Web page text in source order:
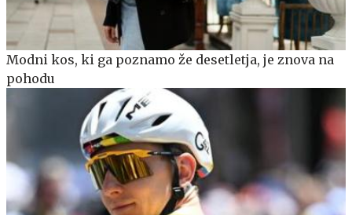
Modni kos, ki ga poznamo že desetletja, je znova na
pohodu